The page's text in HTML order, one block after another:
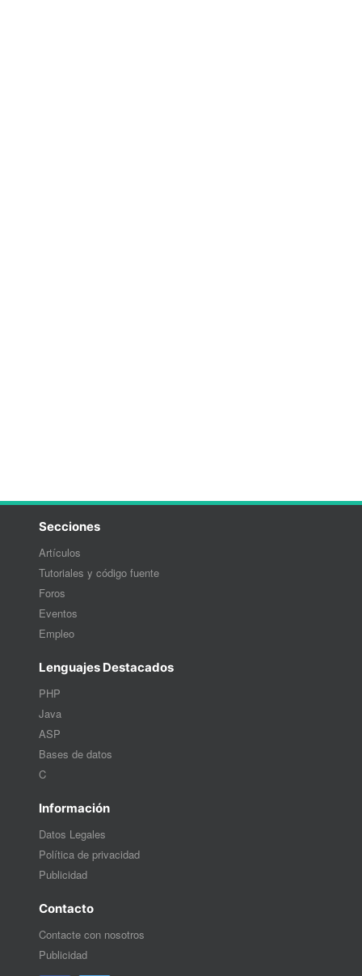
Secciones
Artículos
Tutoriales y código fuente
Foros
Eventos
Empleo
Lenguajes Destacados
PHP
Java
ASP
Bases de datos
C
Información
Datos Legales
Política de privacidad
Publicidad
Contacto
Contacte con nosotros
Publicidad